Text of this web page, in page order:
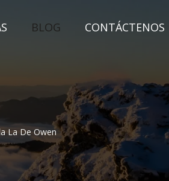
BLOG CONTÁCTENOS
La De Owen